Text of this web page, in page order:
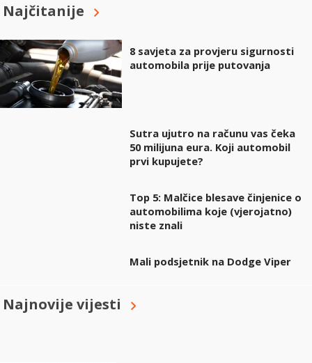
Najčitanije
8 savjeta za provjeru sigurnosti
automobila prije putovanja
Sutra ujutro na računu vas čeka
50 milijuna eura. Koji automobil
prvi kupujete?
Top 5: Malčice blesave činjenice o
automobilima koje (vjerojatno)
niste znali
Mali podsjetnik na Dodge Viper
Najnovije vijesti